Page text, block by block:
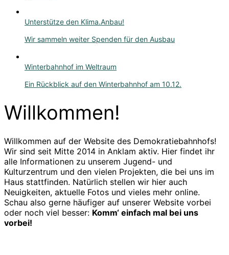
Unterstütze den Klima.Anbau!
Wir sammeln weiter Spenden für den Ausbau
Winterbahnhof im Weltraum
Ein Rückblick auf den Winterbahnhof am 10.12.
Willkommen!
Willkommen auf der Website des Demokratiebahnhofs!
Wir sind seit Mitte 2014 in Anklam aktiv. Hier findet ihr
alle Informationen zu unserem Jugend- und
Kulturzentrum und den vielen Projekten, die bei uns im
Haus stattfinden. Natürlich stellen wir hier auch
Neuigkeiten, aktuelle Fotos und vieles mehr online.
Schau also gerne häufiger auf unserer Website vorbei
oder noch viel besser: Komm‘ einfach mal bei uns
vorbei!